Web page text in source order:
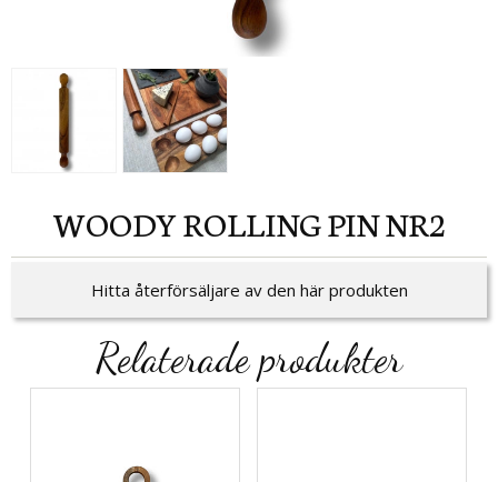
WOODY ROLLING PIN NR2
Hitta återförsäljare av den här produkten
Relaterade produkter